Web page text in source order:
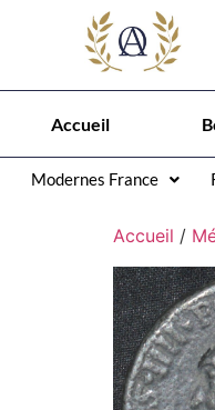
Accueil
Modernes France
Accueil /